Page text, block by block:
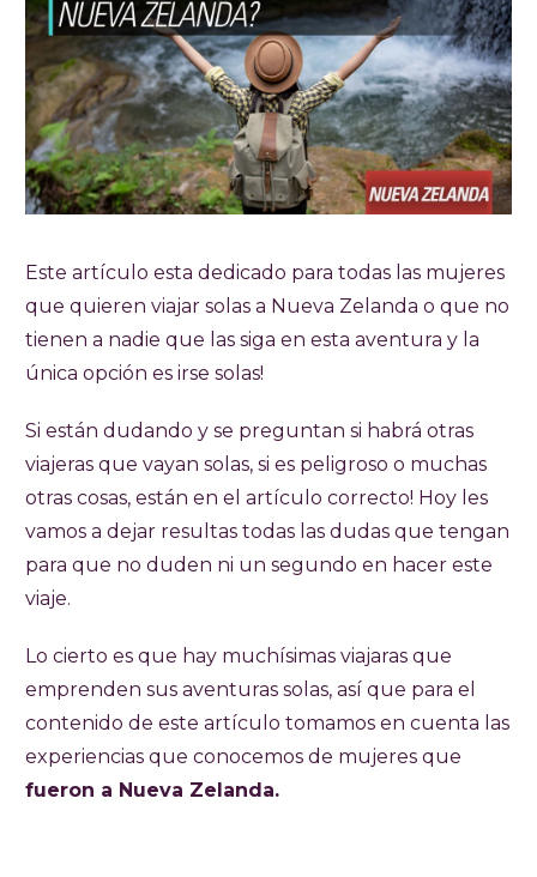
Este artículo esta dedicado para todas las mujeres
que quieren viajar solas a Nueva Zelanda o que no
tienen a nadie que las siga en esta aventura y la
única opción es irse solas!
Si están dudando y se preguntan si habrá otras
viajeras que vayan solas, si es peligroso o muchas
otras cosas, están en el artículo correcto! Hoy les
vamos a dejar resultas todas las dudas que tengan
para que no duden ni un segundo en hacer este
viaje.
Lo cierto es que hay muchísimas viajaras que
emprenden sus aventuras solas, así que para el
contenido de este artículo tomamos en cuenta las
experiencias que conocemos de mujeres que
fueron a Nueva Zelanda.